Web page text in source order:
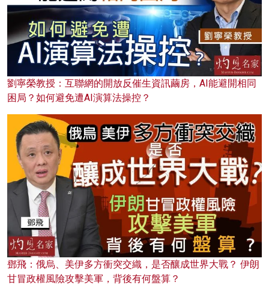
劉寧榮教授：互聯網的開放反催生資訊繭房，AI能避開相同
困局？如何避免遭AI演算法操控？
鄧飛：俄烏、美伊多方衝突交織，是否釀成世界大戰？ 伊朗
甘冒政權風險攻擊美軍，背後有何盤算？